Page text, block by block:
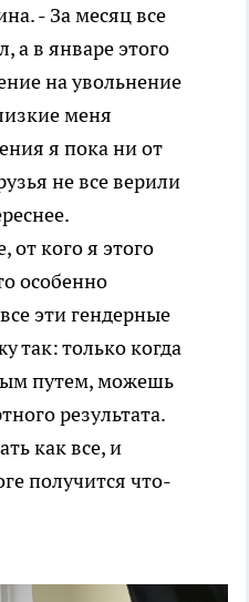
- За месяц все
а в январе этого
на увольнение
меня
я пока ни от
не все верили
от кого я этого
особенно
эти гендерные
так: только когда
путем, можешь
результата.
как все, и
получится что-